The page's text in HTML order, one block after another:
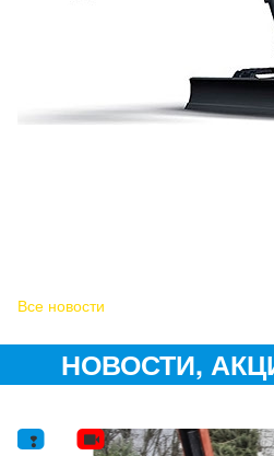
Все новости
НОВОСТИ,